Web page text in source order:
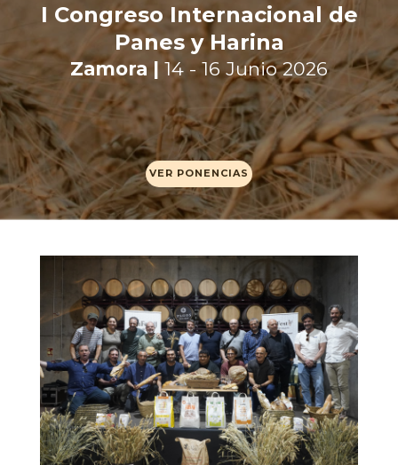
I Congreso Internacional de
Panes y Harina
Zamora | 14 - 16 Junio 2026
VER PONENCIAS